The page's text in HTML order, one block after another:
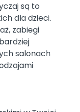
są to
dla dzieci.
zabiegi
salonach